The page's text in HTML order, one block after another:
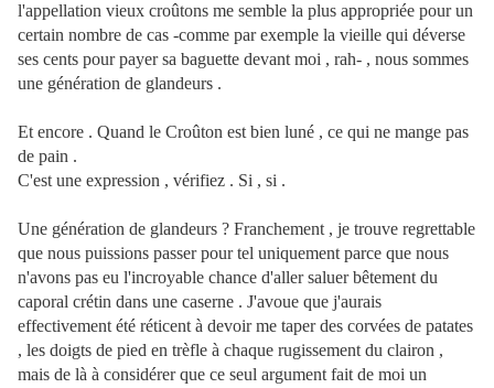
l'appellation vieux croûtons me semble la plus appropriée pour un
certain nombre de cas -comme par exemple la vieille qui déverse
ses cents pour payer sa baguette devant moi , rah- , nous sommes
une génération de glandeurs .
Et encore . Quand le Croûton est bien luné , ce qui ne mange pas
de pain .
C'est une expression , vérifiez . Si , si .
Une génération de glandeurs ? Franchement , je trouve regrettable
que nous puissions passer pour tel uniquement parce que nous
n'avons pas eu l'incroyable chance d'aller saluer bêtement du
caporal crétin dans une caserne . J'avoue que j'aurais
effectivement été réticent à devoir me taper des corvées de patates
, les doigts de pied en trèfle à chaque rugissement du clairon ,
mais de là à considérer que ce seul argument fait de moi un